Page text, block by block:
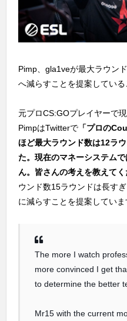
Pimp、gla1veが最大ラウン
へ減らすことを提案している
元プロCS:GOプレイヤーで
PimpはTwitterで 「プロの
ほど最大ラウンド数は12ラ
た。現在のマネーシステム
ん。皆さんの考えを教えてく
ウンド数15ラウンドは長す
に減らすことを提案していま
The more I watch
more convinced I get
to determine the better
Mr15 with the current